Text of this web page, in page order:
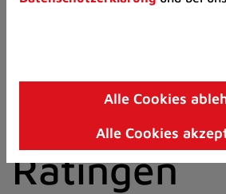
Zur
8)
I)
der Stadt
Ratingen
Alle Cookies
Alle Cookies